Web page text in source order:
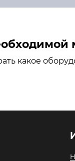
какое